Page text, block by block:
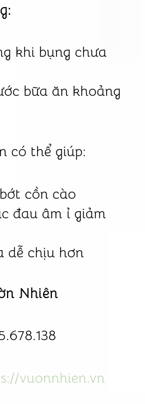
khi bụng chưa
bữa ăn khoảng
có thể giúp:
cồn cào
đau âm ỉ giảm
dễ chịu hơn
Nhiên
vuonnhien.vn